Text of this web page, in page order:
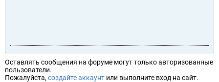
Оставлять сообщения на форуме могут только авторизованные
пользователи.
Пожалуйста, создайте аккаунт или выполните вход на сайт.